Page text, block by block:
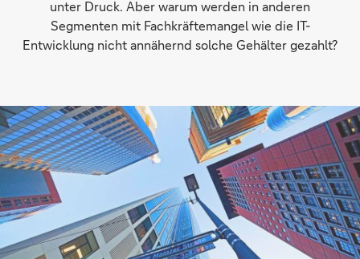
unter Druck. Aber warum werden in anderen
Segmenten mit Fachkräftemangel wie die IT-
Entwicklung nicht annähernd solche Gehälter gezahlt?